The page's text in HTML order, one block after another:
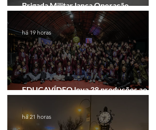
Brigada Militar lança Operação
Convergência na Região das Hortênsias
EDUCAVÍDEO leva 38 produções ao
Festival de Cinema de Gramado
há 19 horas
há 21 horas